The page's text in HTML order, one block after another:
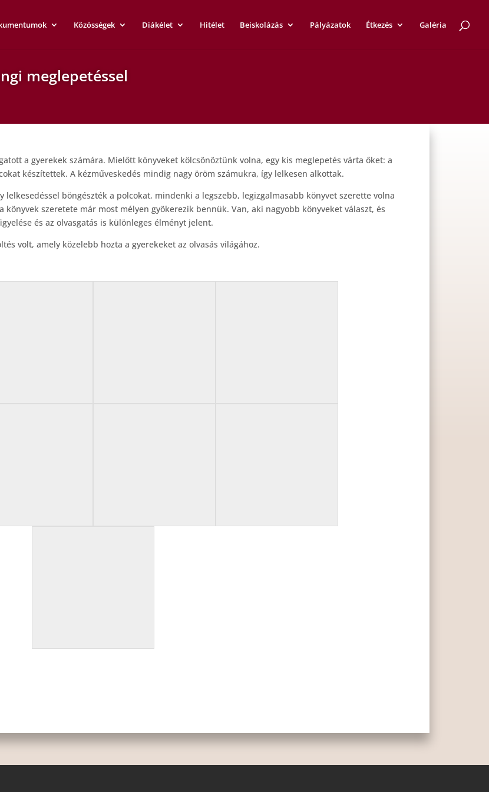
Közösségek Diákélet Hitélet Beiskolázás Pályázatok Étkezés Galéria
meglepetéssel
a gyerekek számára. Mielőtt könyveket kölcsönöztünk volna, egy kis meglepetés várta őket: a
készítettek. A kézműveskedés mindig nagy öröm számukra, így lelkesen alkottak.
lelkesedéssel böngészték a polcokat, mindenki a legszebb, legizgalmasabb könyvet szerette volna
szeretete már most mélyen gyökerezik bennük. Van, aki nagyobb könyveket választ, és
és az olvasgatás is különleges élményt jelent.
volt, amely közelebb hozta a gyerekeket az olvasás világához.